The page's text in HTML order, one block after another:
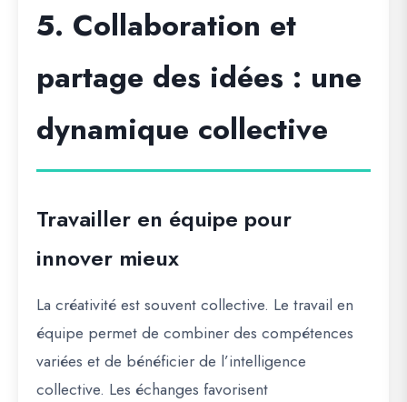
5. Collaboration et
partage des idées : une
dynamique collective
Travailler en équipe pour
innover mieux
La créativité est souvent collective. Le travail en
équipe permet de combiner des compétences
variées et de bénéficier de l’intelligence
collective. Les échanges favorisent